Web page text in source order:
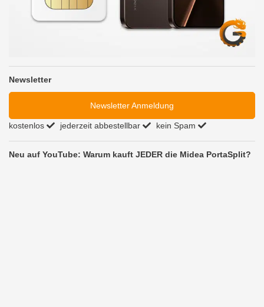
Newsletter
Newsletter Anmeldung
kostenlos jederzeit abbestellbar kein Spam
Neu auf YouTube: Warum kauft JEDER die Midea PortaSplit?